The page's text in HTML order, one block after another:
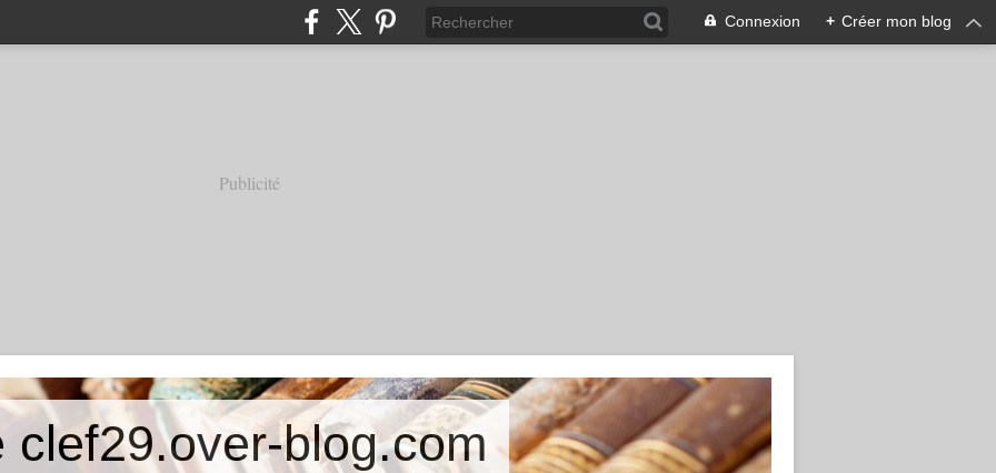
Connexion + Créer mon blog
Publicité
clef29.over-blog.com